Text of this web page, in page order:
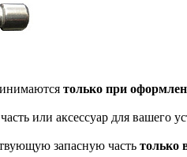
только при
или аксессуар для вашего
запасную часть только